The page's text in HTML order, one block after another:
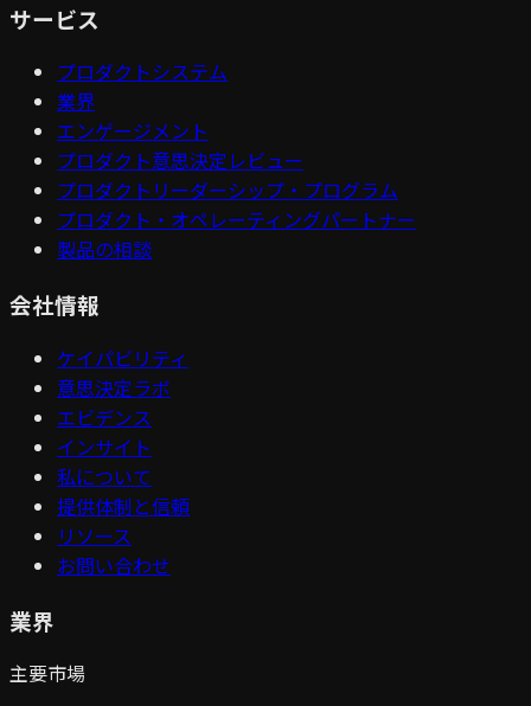
サービス
プロダクトシステム
業界
エンゲージメント
プロダクト意思決定レビュー
プロダクトリーダーシップ・プログラム
プロダクト・オペレーティングパートナー
製品の相談
会社情報
ケイパビリティ
意思決定ラボ
エビデンス
インサイト
私について
提供体制と信頼
リソース
お問い合わせ
業界
主要市場